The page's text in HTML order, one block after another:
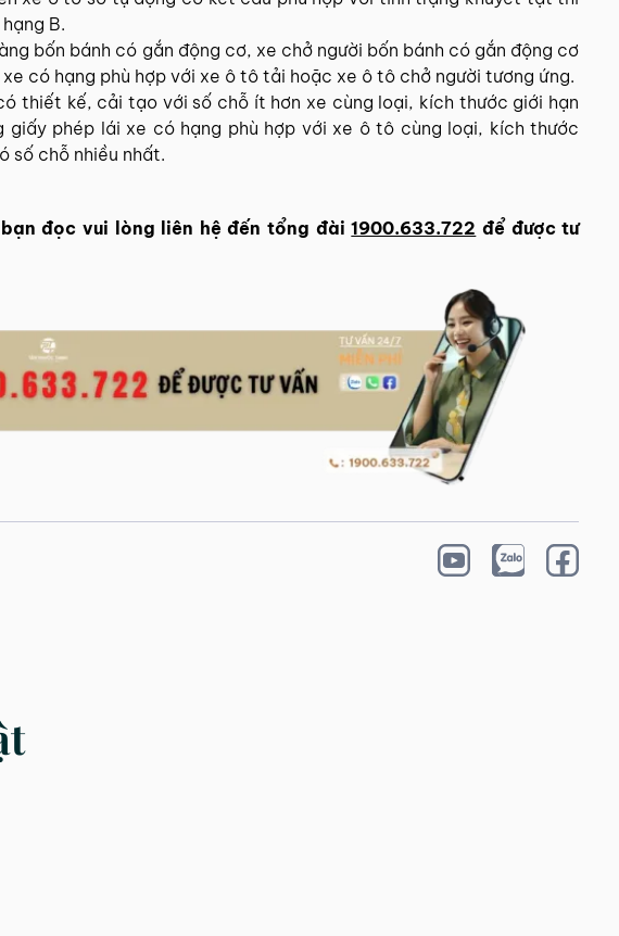
B.
bốn bánh có gắn động cơ, xe chở người bốn bánh có gắn động cơ
có hạng phù hợp với xe ô tô tải hoặc xe ô tô chở người tương ứng.
thiết kế, cải tạo với số chỗ ít hơn xe cùng loại, kích thước giới hạn
giấy phép lái xe có hạng phù hợp với xe ô tô cùng loại, kích thước
số chỗ nhiều nhất.
đọc vui lòng liên hệ đến tổng đài1900.633.722 để được tư